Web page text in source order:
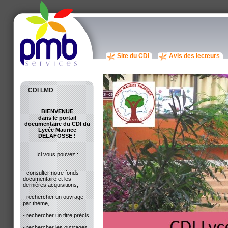
Site du CDI Avis des lecteurs
CDI LMD
BIENVENUE
dans le portail
documentaire du CDI du
Lycée Maurice
DELAFOSSE !
Ici vous pouvez :
- consulter notre fonds
documentaire et les
dernières acquisitions,
- rechercher un ouvrage
par thème,
- rechercher un titre précis,